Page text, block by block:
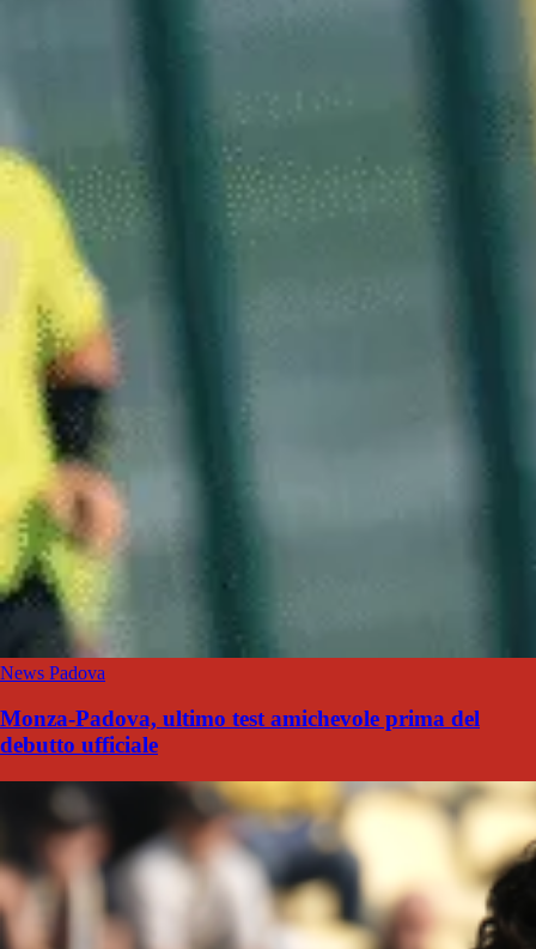
News Padova
Monza-Padova, ultimo test amichevole prima del
debutto ufficiale